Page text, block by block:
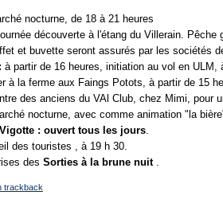
nocturne, de 18 à 21 heures
découverte à l'étang du Villerain.
et buvette seront assurés par les sociétés
à partir de 16 heures, initiation au vol en ULM,
à la ferme aux Faings Potots, à partir de 15
des anciens du VAl Club, chez Mimi, pour
nocturne, avec comme animation "la
: ouvert tous les jours.
des touristes , à 19 h 30.
des Sorties à la brune nuit.
trackback